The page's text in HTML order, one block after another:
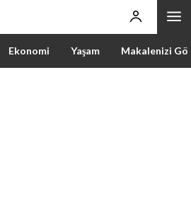
Ekonomi Yaşam Makalenizi